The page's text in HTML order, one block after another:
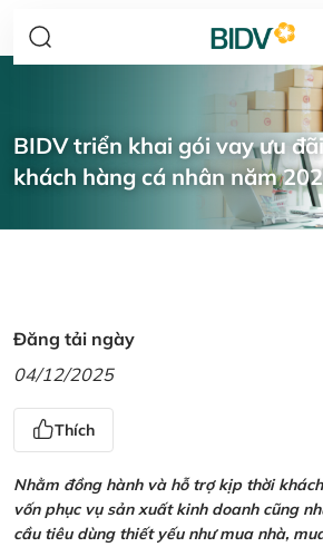
BIDV triển khai gói vay ưu
khách hàng cá nhân năm
Đăng tải ngày
04/12/2025
Thích
Nhằm đồng hành và hỗ trợ kịp thời
vốn phục vụ sản xuất kinh doanh cũng
cầu tiêu dùng thiết yếu như mua nhà,